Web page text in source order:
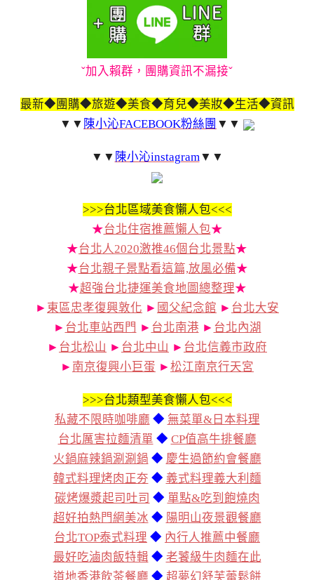
ˇ加入賴群，團購資訊不漏接ˇ
最新◆團購◆旅遊◆美食◆育兒◆美妝◆生活◆資訊
▼▼ 陳小沁FACEBOOK粉絲團 ▼▼
▼▼ 陳小沁instagram▼▼
>>>台北區域美食懶人包<<<
★台北住宿推薦懶人包★
★台北人2020激推46個台北景點★
★台北親子景點看這篇,放風必備★
★超強台北捷運美食地圖總整理★
► 東區忠孝復興敦化 ► 國父紀念館 ► 台北大安
► 台北車站西門 ► 台北南港 ► 台北內湖
► 台北松山 ► 台北中山 ► 台北信義市政府
► 南京復興小巨蛋 ► 松江南京行天宮
>>>台北類型美食懶人包<<<
私藏不限時咖啡廳 ◆ 無菜單&日本料理
台北厲害拉麵清單 ◆ CP值高牛排餐廳
火鍋麻辣鍋涮涮鍋 ◆ 慶生過節約會餐廳
韓式料理烤肉正夯 ◆ 義式料理義大利麵
碳烤爆漿起司吐司 ◆ 單點&吃到飽燒肉
超好拍熱門網美冰 ◆ 陽明山夜景觀餐廳
台北TOP泰式料理 ◆ 內行人推薦中餐廳
最好吃滷肉飯特輯 ◆ 老饕級牛肉麵在此
道地香港飲茶餐廳 ◆ 超夢幻舒芙蕾鬆餅